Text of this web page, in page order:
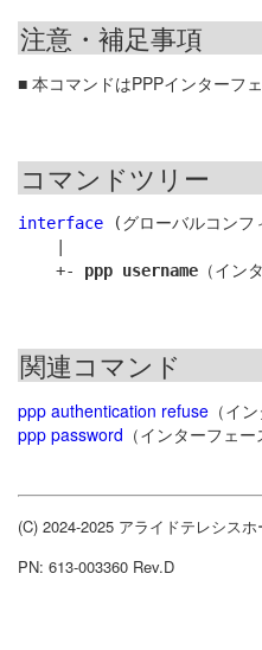
注意・補足事項
■ 本コマンドはPPPインターフ
コマンドツリー
interface (グローバルコンフ
    +-
ppp username
関連コマンド
ppp authentication refuse （イ
ppp password （インターフェー
(C) 2024-2025 アライドテレシス
PN: 613-003360 Rev.D